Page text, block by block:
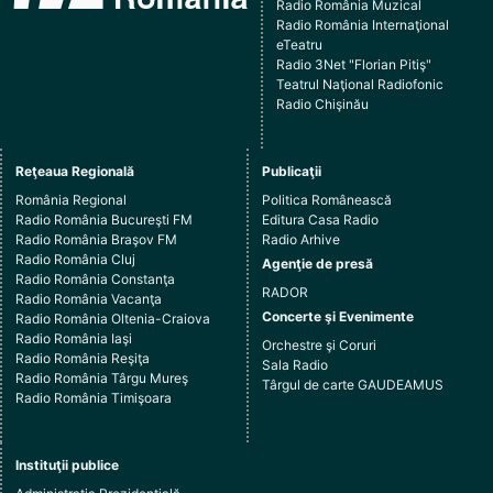
Radio România Muzical
Radio România Internaţional
eTeatru
Radio 3Net "Florian Pitiş"
Teatrul Naţional Radiofonic
Radio Chişinău
Reţeaua Regională
România Regional
Radio România Bucureşti FM
Radio România Braşov FM
Radio România Cluj
Radio România Constanţa
Radio România Vacanţa
Radio România Oltenia-Craiova
Radio România Iaşi
Radio România Reşiţa
Radio România Târgu Mureş
Radio România Timişoara
Publicaţii
Politica Românească
Editura Casa Radio
Radio Arhive
Agenţie de presă
RADOR
Concerte şi Evenimente
Orchestre şi Coruri
Sala Radio
Târgul de carte GAUDEAMUS
Instituţii publice